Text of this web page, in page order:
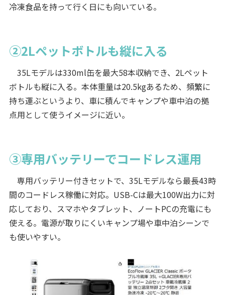
冷凍食品を持って行く日にも向いている。
②2Lペットボトルも縦に入る
35Lモデルは330ml缶を最大58本収納でき、2Lペット
ボトルも縦に入る。本体重量は20.5kgあるため、頻繁に
持ち運ぶというより、車に積んでキャンプや車中泊の拠
点用として使うイメージに近い。
③専用バッテリーでコードレス運用
専用バッテリー付きセットで、35Lモデルなら最長43時
間のコードレス稼働に対応。USB-Cは最大100W出力に対
応しており、スマホやタブレット、ノートPCの充電にも
使える。電源が取りにくいキャンプ場や車中泊シーンで
も使いやすい。